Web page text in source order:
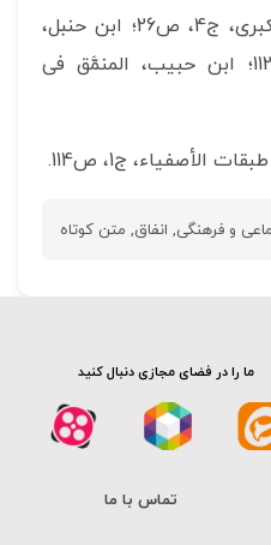
. ابن سعد، الطبقات الکبری، ج4، ص26؛ ابن حنبل،
فضائل الصحابة، ج2، ص1127؛ ابن حبیب، المنمَّق فی
الأصفياء، ج‏1، ص114.
و فرهنگی, انفاق, متن کوتاه
ما را در فضای مجازی دنبال کنید
تماس با ما